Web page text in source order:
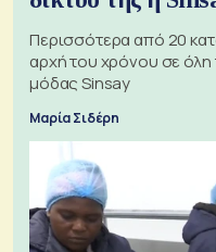
Περισσότερα από 20
αρχή του χρόνου σε όλη
μόδας Sinsay
Μαρία Σιδέρη